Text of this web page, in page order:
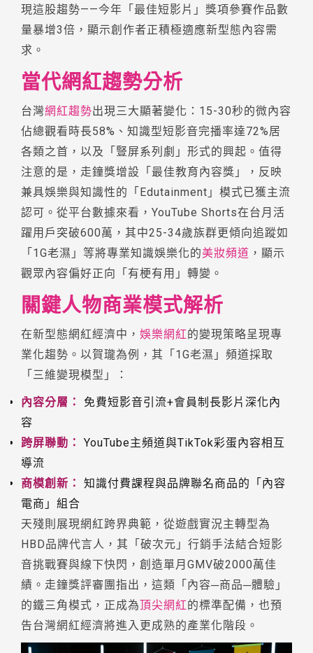
現這股趨勢——今年「最佳短影片」獎項參賽作品數
量暴增3倍，顯示創作者正積極適應新型態內容需
求。
當代網紅趨勢分析
台灣網紅趨勢出現三大顯著變化：15-30秒的微內容
佔總觀看時長58%、知識型短影音完播率達72%居
各類之首，以及「豎屏系列劇」形式的興起。值得
注意的是，走鐘獎增設「最佳教育內容獎」，反映
兼具娛樂與知識性的「Edutainment」模式已獲主流
認可。從平台數據來看，YouTube Shorts在台月活
躍用戶突破600萬，其中25-34歲族群更傾向追蹤如
「1G老濕」等將專業知識娛樂化的美妝頻道 ，顯示
觀眾內容偏好正向「有梗有用」轉變。
關鍵人物商業模式解析
在新型態網紅經濟中， 娛樂網紅的變現策略呈現專
業化趨勢。以賀瓏為例，其「1G老濕」頻道採取
「三維變現模型」：
內容分層：
免費短影音引流+會員制長影片深化內
容
跨屏聯動：
YouTube主頻道與TikTok彩蛋內容相互
導流
商模創新：
知識付費課程與品牌聯名商品的「內容
電商」組合
天殘則展現網紅跨界典範，從遊戲實況主轉型為
HBD品牌代言人，其「破次元」行銷手法結合短影
音挑戰賽與線下快閃，創造單月GMV破2000萬佳
績。走鐘獎評審團指出，這類「內容─商品─體驗」
的鐵三角模式，正成為頂尖網紅的標準配備，也預
告台灣網紅經濟將進入更成熟的產業化階段。